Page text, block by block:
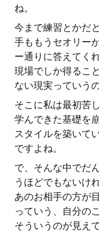
ね。
今まで練習とかだ
手ももうセオリー
ー通りに答えてく
現場でしか得るこ
ない現実っていう
そこに私は最初苦
学んできた基礎を
スタイルを築いて
ですよね。
で、そんな中でだ
うほどでもないけ
あのお相手の方が
っていう、自分の
そういうのが見え